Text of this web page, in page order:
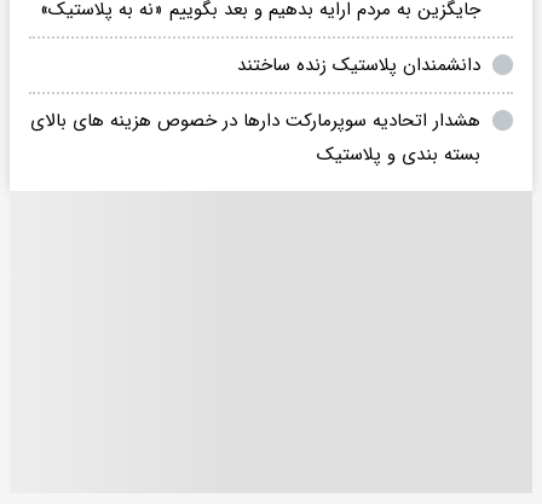
جایگزین به مردم ارایه بدهیم و بعد بگوییم «نه به پلاستیک»
دانشمندان پلاستیک زنده ساختند
هشدار اتحادیه سوپرمارکت دارها در خصوص هزینه های بالای
بسته بندی و پلاستیک